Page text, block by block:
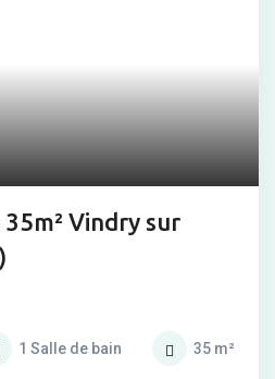
Vindry sur
1 Salle de bain 35 m²